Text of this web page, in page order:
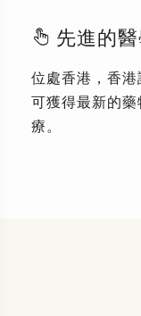
先進的
位處香港，香
可獲得最新的
療。